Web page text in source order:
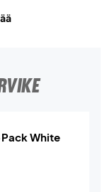
White